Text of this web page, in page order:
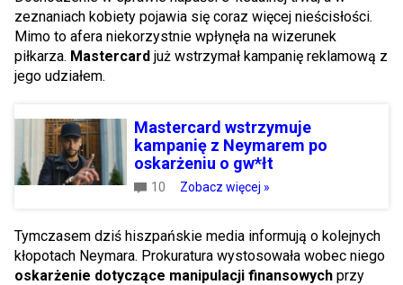
zeznaniach kobiety pojawia się coraz więcej nieścisłości.
Mimo to afera niekorzystnie wpłynęła na wizerunek
piłkarza. Mastercard już wstrzymał kampanię reklamową z
jego udziałem.
Mastercard wstrzymuje
kampanię z Neymarem po
oskarżeniu o gw*łt
10 Zobacz więcej »
Tymczasem dziś hiszpańskie media informują o kolejnych
kłopotach Neymara. Prokuratura wystosowała wobec niego
oskarżenie dotyczące manipulacji finansowych przy